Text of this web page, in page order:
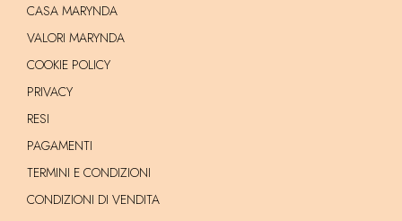
CASA MARYNDA
VALORI MARYNDA
COOKIE POLICY
PRIVACY
RESI
PAGAMENTI
TERMINI E CONDIZIONI
CONDIZIONI DI VENDITA